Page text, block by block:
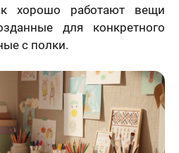
хорошо работают вещи
для конкретного
с полки.